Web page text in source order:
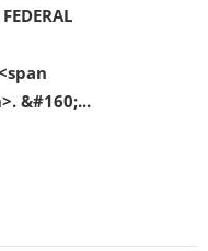
&#160;...